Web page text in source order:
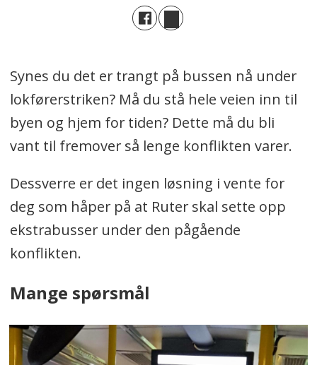
Synes du det er trangt på bussen nå under
lokførerstriken? Må du stå hele veien inn til
byen og hjem for tiden? Dette må du bli
vant til fremover så lenge konflikten varer.
Dessverre er det ingen løsning i vente for
deg som håper på at Ruter skal sette opp
ekstrabusser under den pågående
konflikten.
Mange spørsmål